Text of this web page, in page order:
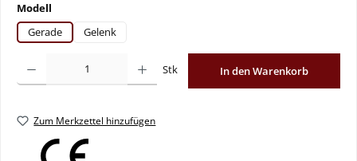
Modell
Gerade
Gelenk
Stk In den Warenkorb
Zum Merkzettel hinzufügen